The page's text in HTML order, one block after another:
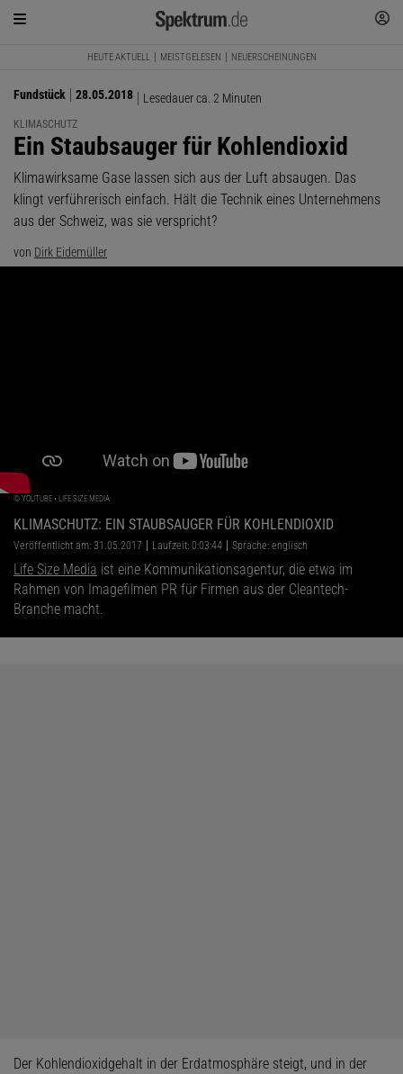
HEUTE AKTUELL MEISTGELESEN NEUERSCHEINUNGEN
Fundstück 28.05.2018 Lesedauer ca. 2 Minuten
KLIMASCHUTZ
:
Ein Staubsauger für Kohlendioxid
Klimawirksame Gase lassen sich aus der Luft absaugen. Das
klingt verführerisch einfach. Hält die Technik eines Unternehmens
aus der Schweiz, was sie verspricht?
von Dirk Eidemüller
© YOUTUBE • LIFE SIZE MEDIA
KLIMASCHUTZ: EIN STAUBSAUGER FÜR KOHLENDIOXID
Veröffentlicht am: 31.05.2017 Laufzeit: 0:03:44 Sprache: englisch
Life Size Media ist eine Kommunikationsagentur, die etwa im
Rahmen von Imagefilmen PR für Firmen aus der Cleantech-
Branche macht.
Der Kohlendioxidgehalt in der Erdatmosphäre steigt, und in der